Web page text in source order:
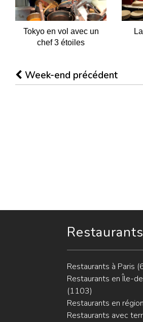
Tokyo en vol avec un
chef 3 étoiles
Week-end précédent
Restaurants
Restaurants à Paris
Restaurants en Île-
(1103)
Restaurants en
Restaurants avec